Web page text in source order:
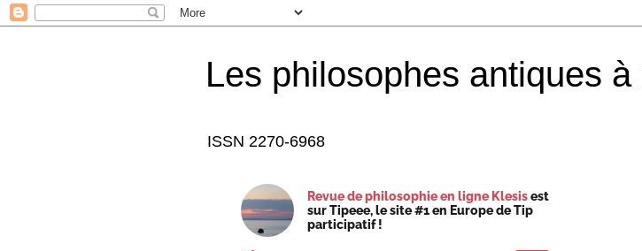
Les philosophes antiques
ISSN 2270-6968
Revue de philosophie en ligne Klesisest
sur Tipeee, le site #1 en Europe de Tip
participatif !